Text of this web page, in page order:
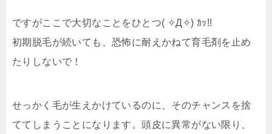
ですがここで大切なことをひとつ( ✧Д✧) ｶｯ!!
初期脱毛が続いても、恐怖に耐えかねて育毛剤を止め
たりしないで！
せっかく毛が生えかけているのに、そのチャンスを捨
ててしまうことになります。頭皮に異常がない限り、